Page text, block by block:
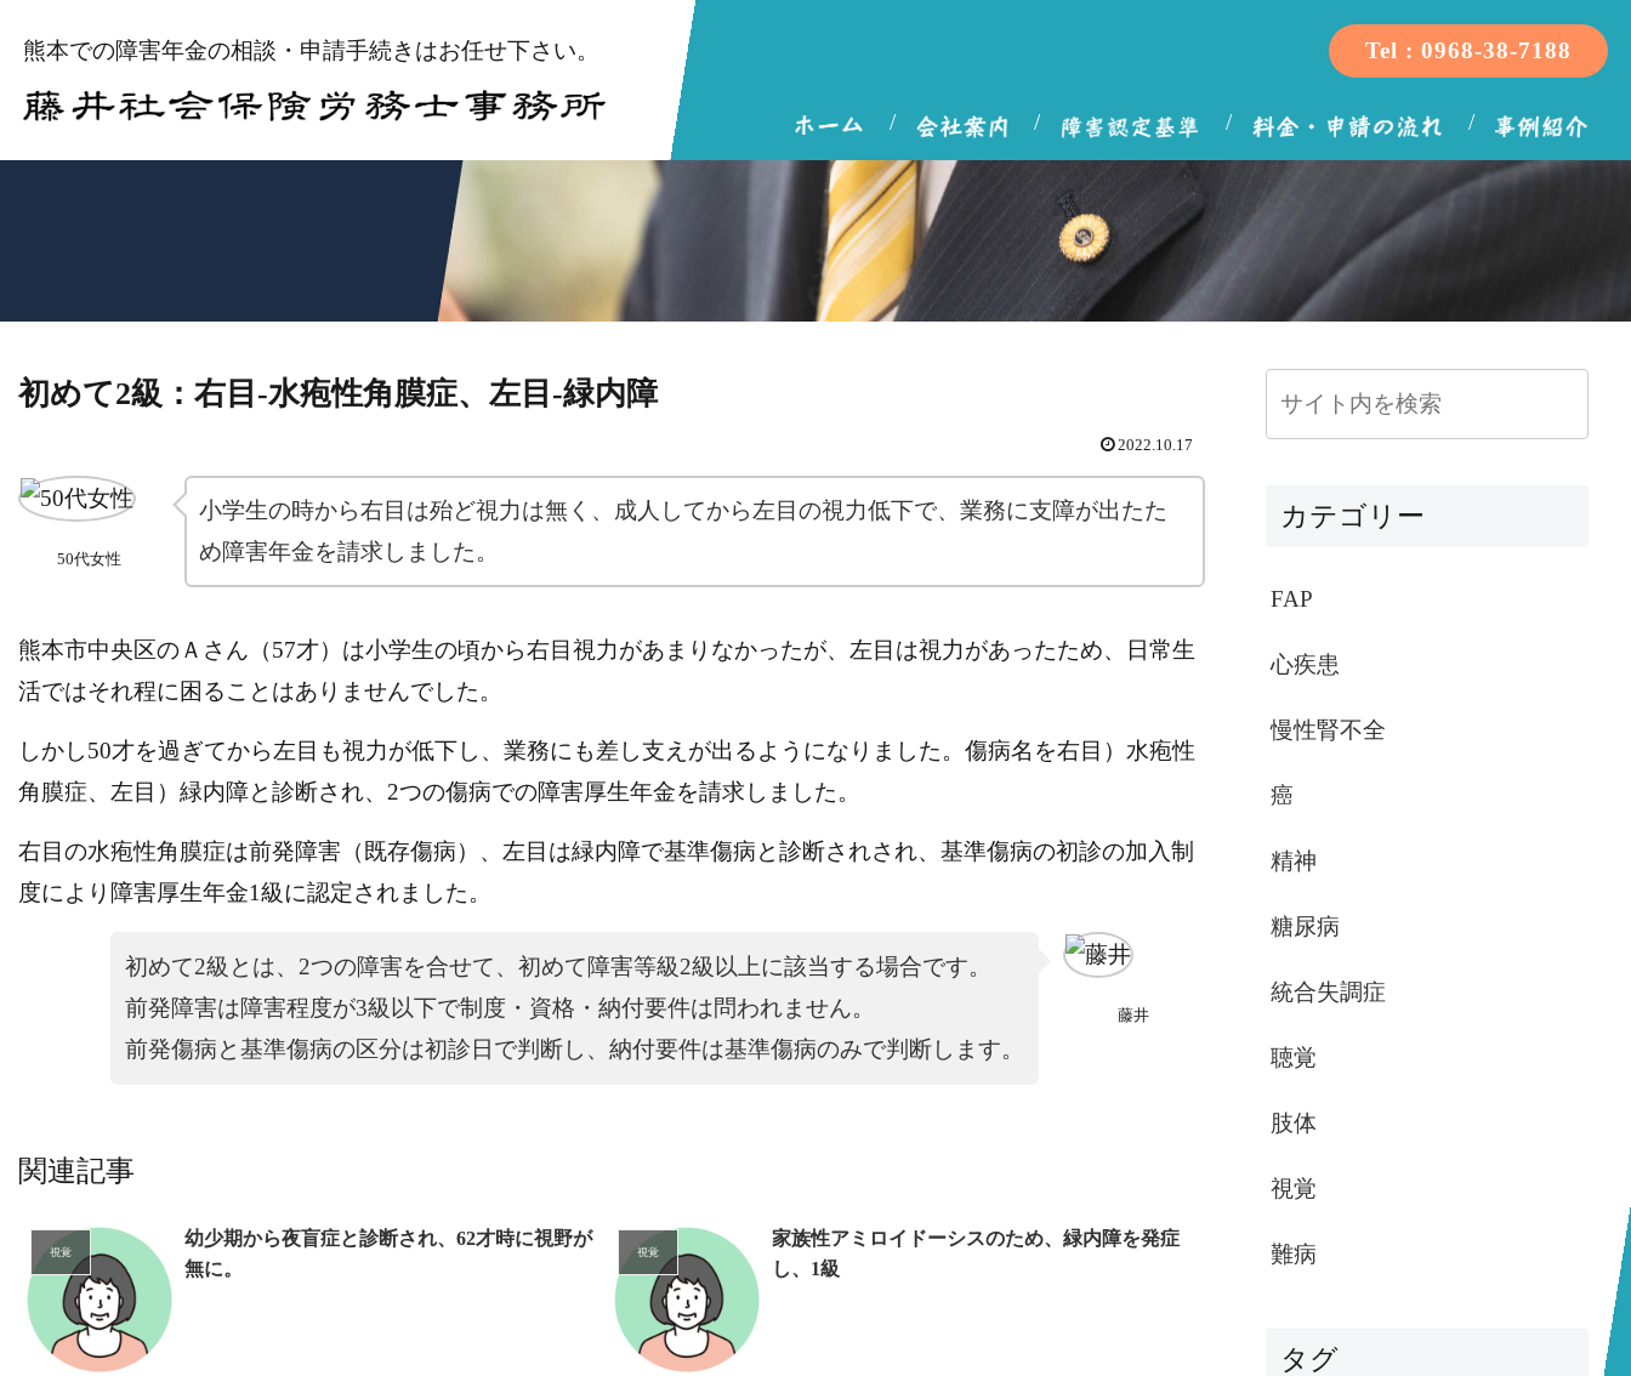
熊本での障害年金の相談・申請手続きはお任せ下さい。 Tel : 0968-38-7188
初めて2級：右目-水疱性角膜症、左目-緑内障
2022.10.17
50代女性
小学生の時から右目は殆ど視力は無く、成人してから左目の視力低下で、業務に支障が出たた
め障害年金を請求しました。
熊本市中央区のＡさん（57才）は小学生の頃から右目視力があまりなかったが、左目は視力があったため、日常生
活ではそれ程に困ることはありませんでした。
しかし50才を過ぎてから左目も視力が低下し、業務にも差し支えが出るようになりました。傷病名を右目）水疱性
角膜症、左目）緑内障と診断され、2つの傷病での障害厚生年金を請求しました。
右目の水疱性角膜症は前発障害（既存傷病）、左目は緑内障で基準傷病と診断されされ、基準傷病の初診の加入制
度により障害厚生年金1級に認定されました。
藤井
初めて2級とは、2つの障害を合せて、初めて障害等級2級以上に該当する場合です。
前発障害は障害程度が3級以下で制度・資格・納付要件は問われません。
前発傷病と基準傷病の区分は初診日で判断し、納付要件は基準傷病のみで判断します。
関連記事
視覚
幼少期から夜盲症と診断され、62才時に視野が
無に。
視覚
家族性アミロイドーシスのため、緑内障を発症
し、1級
カテゴリー
FAP
心疾患
慢性腎不全
癌
精神
糖尿病
統合失調症
聴覚
肢体
視覚
難病
タグ